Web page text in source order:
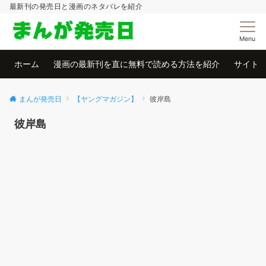
最新刊の発売日と漫画のネタバレを紹介
Menu
ホーム 漫画の最新刊を直に無料で読める方法を紹介 サイト
まんが発売日 【ヤングマガジン】 彼岸島
彼岸島